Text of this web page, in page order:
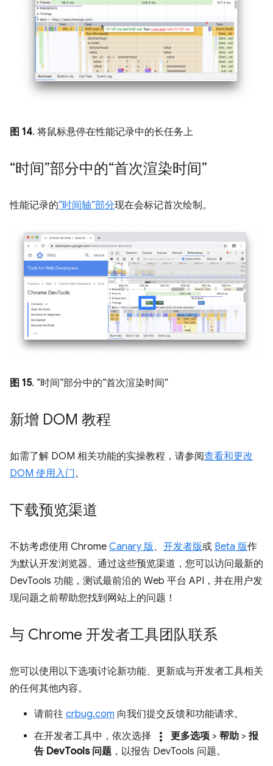
图 14. 将鼠标悬停在性能记录中的长任务上
“时间”部分中的“首次渲染时间”
性能记录的“时间轴”部分现在会标记首次绘制。
图 15. “时间”部分中的“首次渲染时间”
新增 DOM 教程
如需了解 DOM 相关功能的实操教程，请参阅查看和更改
DOM 使用入门。
下载预览渠道
不妨考虑使用 Chrome Canary 版 、 开发者版或 Beta 版作
为默认开发浏览器。通过这些预览渠道，您可以访问最新的
DevTools 功能，测试最前沿的 Web 平台 API，并在用户发
现问题之前帮助您找到网站上的问题！
与 Chrome 开发者工具团队联系
您可以使用以下选项讨论新功能、更新或与开发者工具相关
的任何其他内容。
请前往 crbug.com 向我们提交反馈和功能请求。
在开发者工具中，依次选择
more_vert 更多选项 > 帮助 > 报
告 DevTools 问题 ，以报告 DevTools 问题。